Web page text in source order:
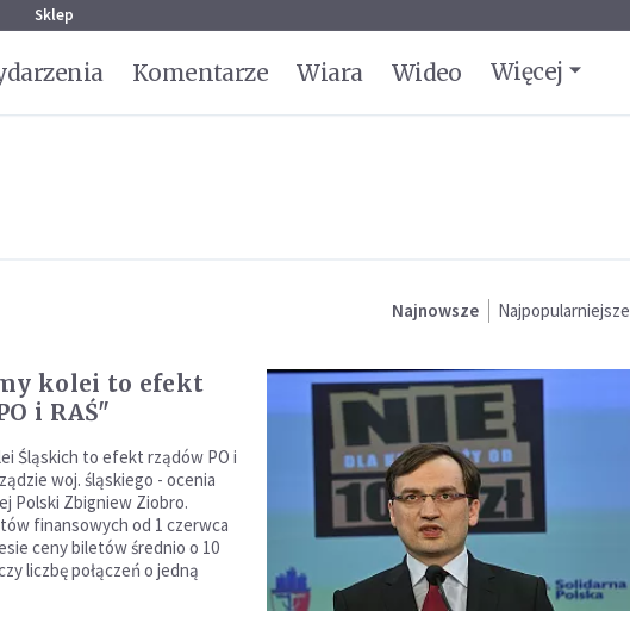
Sklep
Komentarze Wiara Wideo Więcej
Najnowsze Najpopularniejsze
kolei to efekt
i RAŚ"
Śląskich to efekt rządów PO i
woj. śląskiego - ocenia
Polski Zbigniew Ziobro.
finansowych od 1 czerwca
ceny biletów średnio o 10
liczbę połączeń o jedną